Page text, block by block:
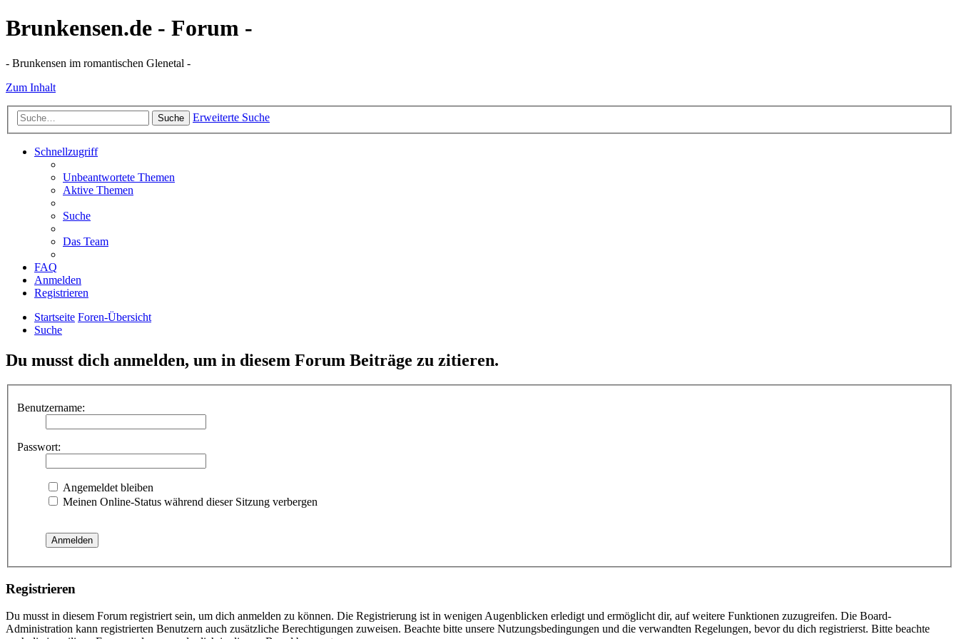
Brunkensen.de - Forum -
- Brunkensen im romantischen Glenetal -
Zum Inhalt
Suche Erweiterte Suche
Schnellzugriff
Unbeantwortete Themen
Aktive Themen
Suche
Das Team
FAQ
Anmelden
Registrieren
Startseite Foren-Übersicht
Suche
Du musst dich anmelden, um in diesem Forum Beiträge zu zitieren.
Benutzername:
Passwort:
Angemeldet bleiben
Meinen Online-Status während dieser Sitzung verbergen
Registrieren
Du musst in diesem Forum registriert sein, um dich anmelden zu können. Die Registrierung ist in wenigen Augenblicken erledigt und ermöglicht dir, auf weitere Funktionen zuzugreifen. Die Board-
Administration kann registrierten Benutzern auch zusätzliche Berechtigungen zuweisen. Beachte bitte unsere Nutzungsbedingungen und die verwandten Regelungen, bevor du dich registrierst. Bitte beachte